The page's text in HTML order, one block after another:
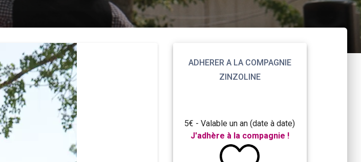
ADHERER A LA COMPAGNIE
ZINZOLINE
5€ - Valable un an (date à date)
J'adhère à la compagnie !